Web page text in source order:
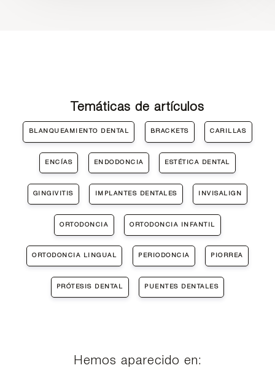
Temáticas de artículos
BLANQUEAMIENTO DENTAL BRACKETS CARILLAS
ENCÍAS ENDODONCIA ESTÉTICA DENTAL
GINGIVITIS IMPLANTES DENTALES INVISALIGN
ORTODONCIA ORTODONCIA INFANTIL
ORTODONCIA LINGUAL PERIODONCIA PIORREA
PRÓTESIS DENTAL PUENTES DENTALES
Hemos aparecido en: